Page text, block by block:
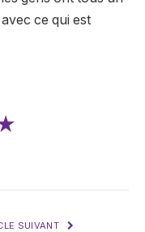
ce qui est
SUIVANT